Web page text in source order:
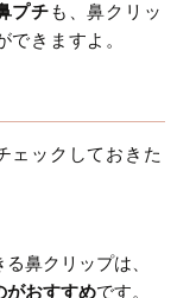
プチも、鼻クリッ
きますよ。
ェックしておきた
鼻クリップは、
がおすすめです。